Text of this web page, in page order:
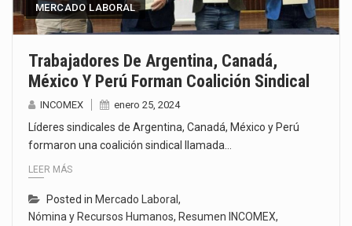
MERCADO LABORAL
Trabajadores De Argentina, Canadá,
México Y Perú Forman Coalición Sindical
INCOMEX enero 25, 2024
Líderes sindicales de Argentina, Canadá, México y Perú
formaron una coalición sindical llamada…
LEER MÁS
Posted in Mercado Laboral,
Nómina y Recursos Humanos, Resumen INCOMEX,